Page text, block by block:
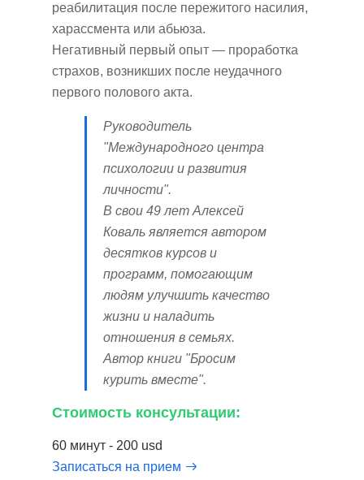
реабилитация после пережитого насилия,
харассмента или абьюза.
Негативный первый опыт — проработка
страхов, возникших после неудачного
первого полового акта.
Руководитель
"Международного центра
психологии и развития
личности".
В свои 49 лет Алексей
Коваль является автором
десятков курсов и
программ, помогающим
людям улучшить качество
жизни и наладить
отношения в семьях.
Автор книги "Бросим
курить вместе".
Стоимость консультации:
60 минут - 200 usd
Записаться на прием